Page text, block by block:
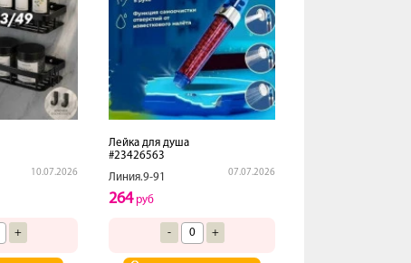
10.07.2026
+
Лейка для душа
#23426563
Линия.9-91
07.07.2026
264руб
- +